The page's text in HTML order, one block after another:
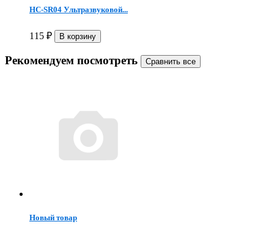
HC-SR04 Ультразвуковой...
115 ₽
Рекомендуем посмотреть
Новый товар